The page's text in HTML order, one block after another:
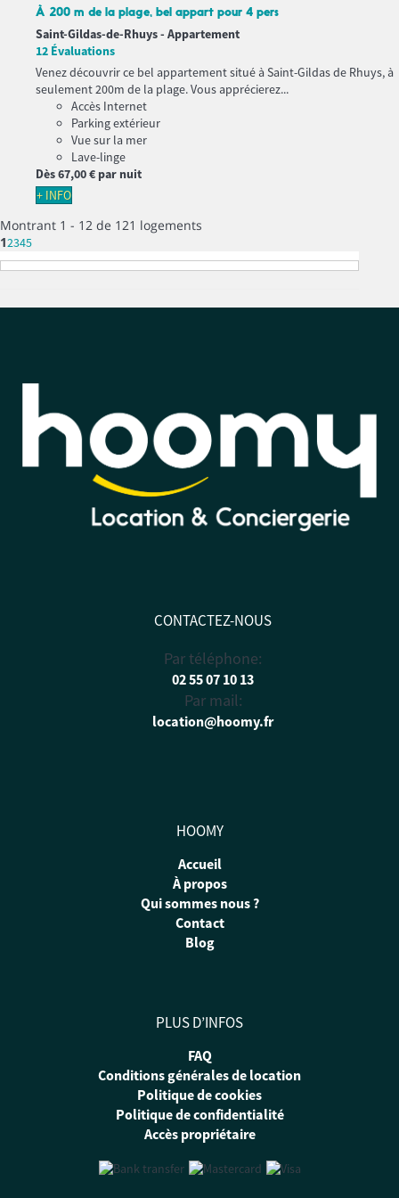
À 200 m de la plage, bel appart pour 4 pers
Saint-Gildas-de-Rhuys - Appartement
12 Évaluations
Venez découvrir ce bel appartement situé à Saint-Gildas de Rhuys, à
seulement 200m de la plage. Vous apprécierez...
Accès Internet
Parking extérieur
Vue sur la mer
Lave-linge
Dès67,00 € par nuit
+ INFO
Montrant 1 - 12 de 121 logements
12345
CONTACTEZ-NOUS
Par téléphone:
02 55 07 10 13
Par mail:
location@hoomy.fr
HOOMY
Accueil
À propos
Qui sommes nous ?
Contact
Blog
PLUS D’INFOS
FAQ
Conditions générales de location
Politique de cookies
Politique de confidentialité
Accès propriétaire